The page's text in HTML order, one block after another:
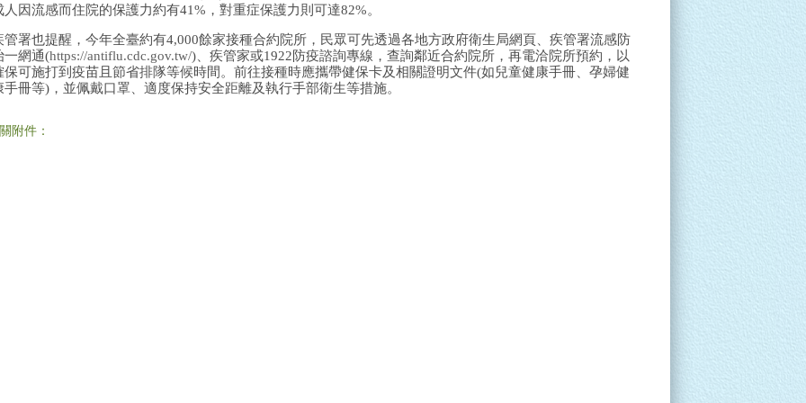
人因流感而住院的保護力約有41%，對重症保護力則可達82%。
管署也提醒，今年全臺約有4,000餘家接種合約院所，民眾可先透過各地方政府衛生局網頁、疾管署流感防
一網通(https://antiflu.cdc.gov.tw/)、疾管家或1922防疫諮詢專線，查詢鄰近合約院所，再電洽院所預約，以
保可施打到疫苗且節省排隊等候時間。前往接種時應攜帶健保卡及相關證明文件(如兒童健康手冊、孕婦健
手冊等)，並佩戴口罩、適度保持安全距離及執行手部衛生等措施。
附件：